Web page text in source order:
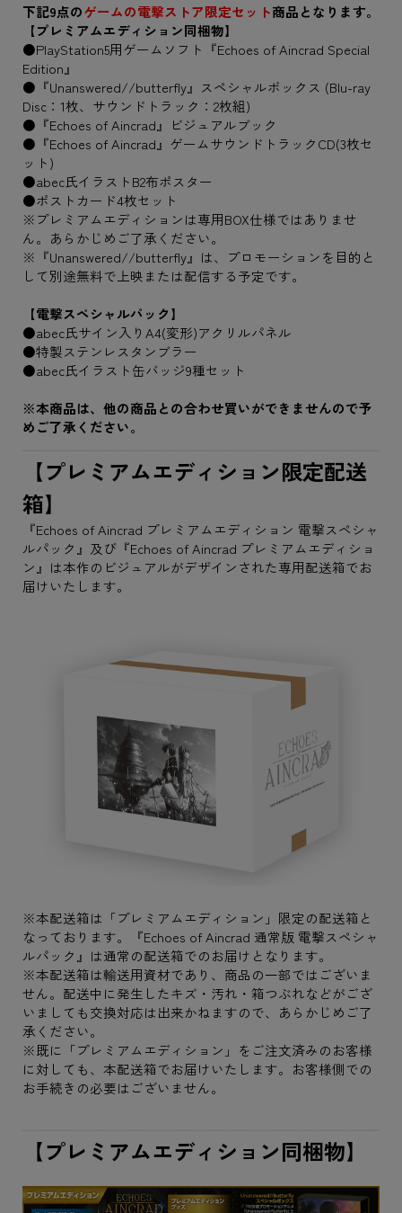
下記9点のゲームの電撃ストア限定セット商品となります。
【プレミアムエディション同梱物】
●PlayStation5用ゲームソフト『Echoes of Aincrad Special
Edition』
●『Unanswered//butterfly』スペシャルボックス (Blu-ray
Disc：1枚、サウンドトラック：2枚組)
●『Echoes of Aincrad』ビジュアルブック
●『Echoes of Aincrad』ゲームサウンドトラックCD(3枚セ
ット)
●abec氏イラストB2布ポスター
●ポストカード4枚セット
※プレミアムエディションは専用BOX仕様ではありませ
ん。あらかじめご了承ください。
※『Unanswered//butterfly』は、プロモーションを目的と
して別途無料で上映または配信する予定です。
【電撃スペシャルパック】
●abec氏サイン入りA4(変形)アクリルパネル
●特製ステンレスタンブラー
●abec氏イラスト缶バッジ9種セット
※本商品は、他の商品との合わせ買いができませんので予
めご了承ください。
【プレミアムエディション限定配送
箱】
『Echoes of Aincrad プレミアムエディション 電撃スペシャ
ルパック』及び『Echoes of Aincrad プレミアムエディショ
ン』は本作のビジュアルがデザインされた専用配送箱でお
届けいたします。
※本配送箱は「プレミアムエディション」限定の配送箱と
なっております。『Echoes of Aincrad 通常版 電撃スペシャ
ルパック』は通常の配送箱でのお届けとなります。
※本配送箱は輸送用資材であり、商品の一部ではございま
せん。配送中に発生したキズ・汚れ・箱つぶれなどがござ
いましても交換対応は出来かねますので、あらかじめご了
承ください。
※既に「プレミアムエディション」をご注文済みのお客様
に対しても、本配送箱でお届けいたします。お客様側での
お手続きの必要はございません。
【プレミアムエディション同梱物】